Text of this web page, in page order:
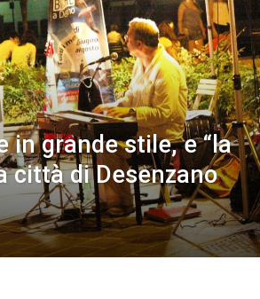
in grande stile, e “la
città di Desenzano